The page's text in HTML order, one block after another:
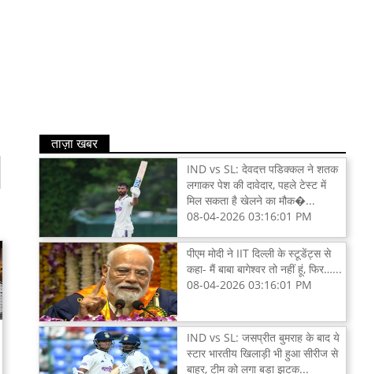
ताज़ा खबर
IND vs SL: देवदत्त पडिक्कल ने शतक
लगाकर पेश की दावेदार, पहले टेस्ट में
मिल सकता है खेलने का मौक�...
08-04-2026 03:16:01 PM
पीएम मोदी ने IIT दिल्ली के स्टूडेंट्स से
कहा- मैं बाबा बागेश्वर तो नहीं हूं, फिर…...
08-04-2026 03:16:01 PM
IND vs SL: जसप्रीत बुमराह के बाद ये
स्टार भारतीय खिलाड़ी भी हुआ सीरीज से
बाहर, टीम को लगा बड़ा झटक...